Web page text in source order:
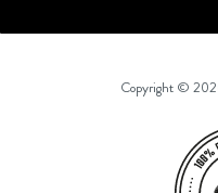
Copyright ©